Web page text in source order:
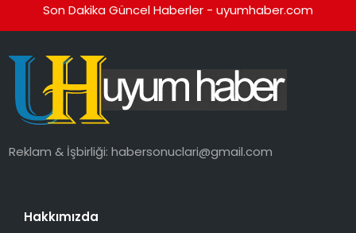
Son Dakika Güncel Haberler - uyumhaber.com
Reklam & İşbirliği:habersonuclari@gmail.com
Hakkımızda